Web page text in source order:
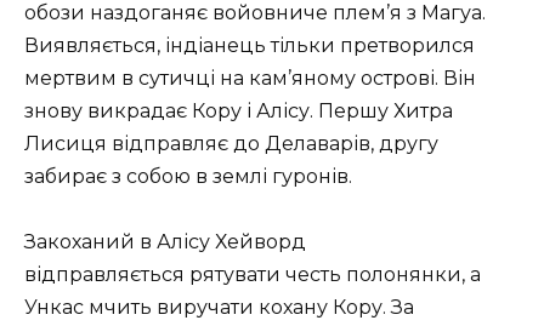
обози наздоганяє войовниче плем’я з Магуа.
Виявляється, індіанець тільки претворился
мертвим в сутичці на кам’яному острові. Він
знову викрадає Кору і Алісу. Першу Хитра
Лисиця відправляє до Делаварів, другу
забирає з собою в землі гуронів.
Закоханий в Алісу Хейворд
відправляється рятувати честь полонянки, а
Ункас мчить виручати кохану Кору. За